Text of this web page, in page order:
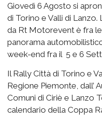
Giovedì 6 Agosto si
di Torino e Valli di
da Rt Motorevent è fra
panorama
week-end fra il 5 e 6
Il Rally Città di Torino e
Regione Piemonte, dall’
Comuni di Ciriè e Lanzo
calendario della Coppa